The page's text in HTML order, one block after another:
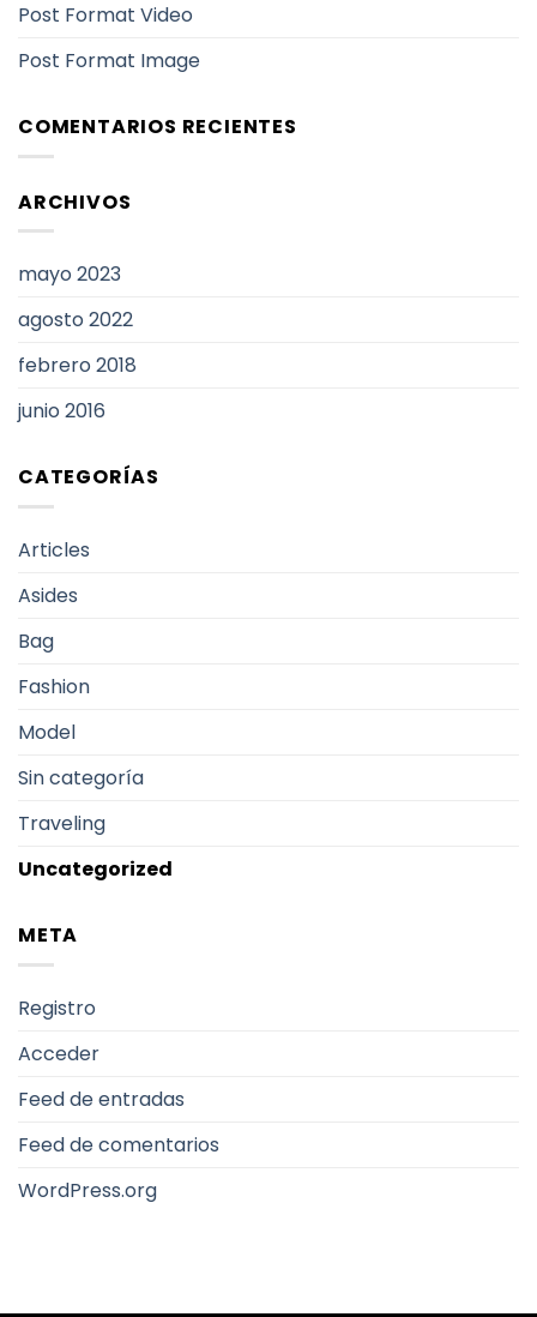
Post Format Video
Post Format Image
COMENTARIOS RECIENTES
ARCHIVOS
mayo 2023
agosto 2022
febrero 2018
junio 2016
CATEGORÍAS
Articles
Asides
Bag
Fashion
Model
Sin categoría
Traveling
Uncategorized
META
Registro
Acceder
Feed de entradas
Feed de comentarios
WordPress.org